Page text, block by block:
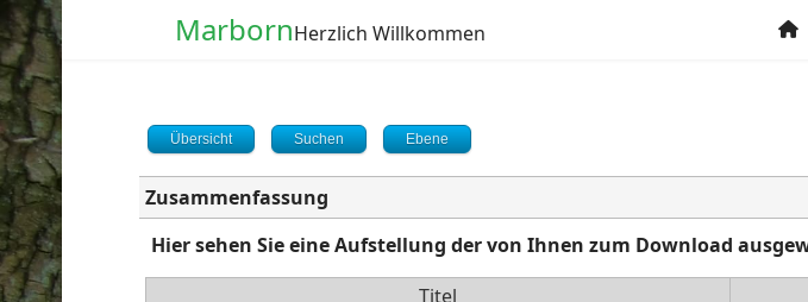
MarbornHerzlich Willkommen
Übersicht Suchen Ebene
Zusammenfassung
Hier sehen Sie eine Aufstellung der von Ihnen zum Download
Titel